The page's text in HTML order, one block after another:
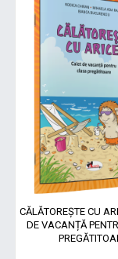
CĂLĂTOREȘTE CU
DE VACANȚĂ